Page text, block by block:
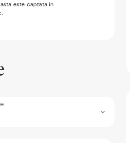
este captata in